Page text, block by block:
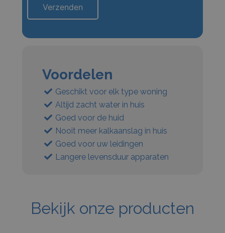
Voordelen
Geschikt voor elk type woning
Altijd zacht water in huis
Goed voor de huid
Nooit meer kalkaanslag in huis
Goed voor uw leidingen
Langere levensduur apparaten
Bekijk onze producten